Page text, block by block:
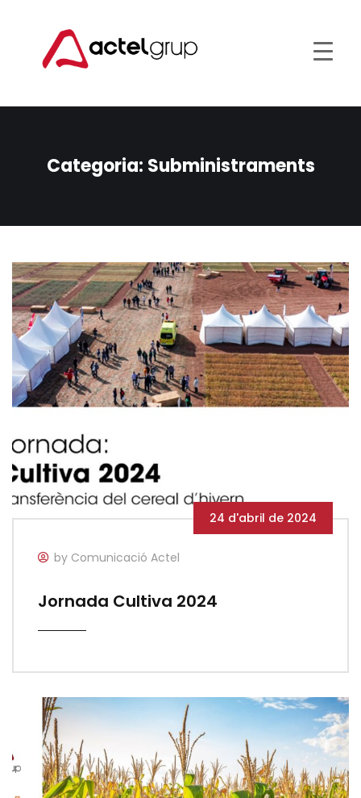
Categoria: Subministraments
24 d'abril de 2024
by Comunicació Actel
Jornada Cultiva 2024